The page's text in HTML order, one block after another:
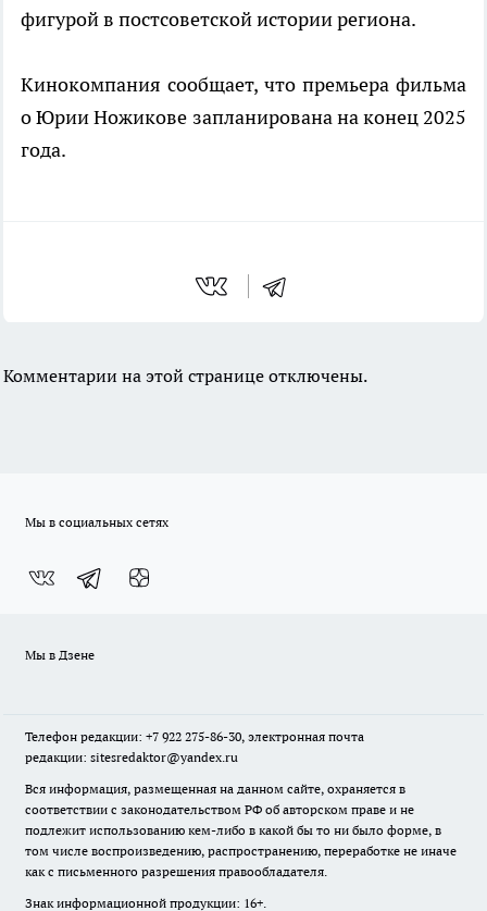
фигурой в постсоветской истории региона.
Кинокомпания сообщает, что премьера фильма
о Юрии Ножикове запланирована на конец 2025
года.
Комментарии на этой странице отключены.
Мы в социальных сетях
Мы в Дзене
Телефон редакции: +7 922 275-86-30, электронная почта
редакции: sitesredaktor@yandex.ru
Вся информация, размещенная на данном сайте, охраняется в
соответствии с законодательством РФ об авторском праве и не
подлежит использованию кем-либо в какой бы то ни было форме, в
том числе воспроизведению, распространению, переработке не иначе
как с письменного разрешения правообладателя.
Знак информационной продукции: 16+.